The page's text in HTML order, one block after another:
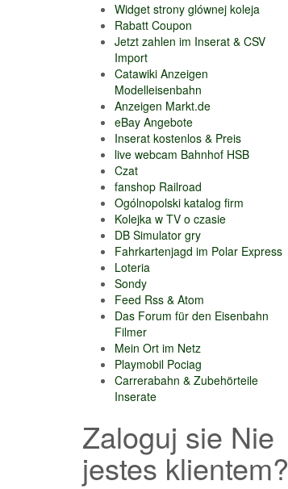
Widget strony glównej koleja
Rabatt Coupon
Jetzt zahlen im Inserat & CSV
Import
Catawiki Anzeigen
Modelleisenbahn
Anzeigen Markt.de
eBay Angebote
Inserat kostenlos & Preis
live webcam Bahnhof HSB
Czat
fanshop Railroad
Ogólnopolski katalog firm
Kolejka w TV o czasie
DB Simulator gry
Fahrkartenjagd im Polar Express
Loteria
Sondy
Feed Rss & Atom
Das Forum für den Eisenbahn
Filmer
Mein Ort im Netz
Playmobil Pociag
Carrerabahn & Zubehörteile
Inserate
Zaloguj sie Nie
jestes klientem?